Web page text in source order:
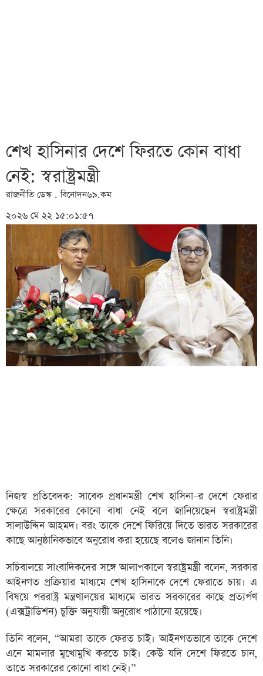
শেখ হাসিনার দেশে ফিরতে কোন বাধা
নেই: স্বরাষ্ট্রমন্ত্রী
রাজনীতি ডেস্ক . বিনোদন৬৯.কম
২০২৬ মে ২২ ১৫:০১:৫৭
নিজস্ব প্রতিবেদক: সাবেক প্রধানমন্ত্রী শেখ হাসিনা–র দেশে ফেরার
ক্ষেত্রে সরকারের কোনো বাধা নেই বলে জানিয়েছেন স্বরাষ্ট্রমন্ত্রী
সালাউদ্দিন আহমদ। বরং তাকে দেশে ফিরিয়ে দিতে ভারত সরকারের
কাছে আনুষ্ঠানিকভাবে অনুরোধ করা হয়েছে বলেও জানান তিনি।
সচিবালয়ে সাংবাদিকদের সঙ্গে আলাপকালে স্বরাষ্ট্রমন্ত্রী বলেন, সরকার
আইনগত প্রক্রিয়ার মাধ্যমে শেখ হাসিনাকে দেশে ফেরাতে চায়। এ
বিষয়ে পররাষ্ট্র মন্ত্রণালয়ের মাধ্যমে ভারত সরকারের কাছে প্রত্যর্পণ
(এক্সট্রাডিশন) চুক্তি অনুযায়ী অনুরোধ পাঠানো হয়েছে।
তিনি বলেন, “আমরা তাকে ফেরত চাই। আইনগতভাবে তাকে দেশে
এনে মামলার মুখোমুখি করতে চাই। কেউ যদি দেশে ফিরতে চান,
তাতে সরকারের কোনো বাধা নেই।”